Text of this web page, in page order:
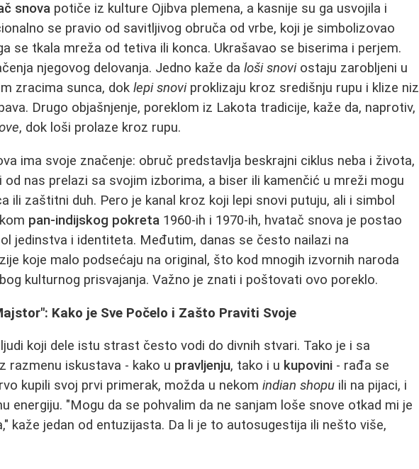
snova potiče iz kulture Ojibva plemena, a kasnije su ga usvojila i
se pravio od savitljivog obruča od vrbe, koji je simbolizovao
se tkala mreža od tetiva ili konca. Ukrašavao se biserima i perjem.
njegovog delovanja. Jedno kaže daloši snoviostaju zarobljeni u
zracima sunca, doklepi snoviproklizaju kroz središnju rupu i klize niz
Drugo objašnjenje, poreklom iz Lakota tradicije, kaže da, naprotiv,
, dok loši prolaze kroz rupu.
ima svoje značenje: obruč predstavlja beskrajni ciklus neba i života,
od nas prelazi sa svojim izborima, a biser ili kamenčić u mreži mogu
ili zaštitni duh. Pero je kanal kroz koji lepi snovi putuju, ali i simbol
pan-indijskog pokreta 1960-ih i 1970-ih, hvatač snova je postao
jedinstva i identiteta. Međutim, danas se često nailazi na
koje malo podsećaju na original, što kod mnogih izvornih naroda
kulturnog prisvajanja. Važno je znati i poštovati ovo poreklo.
Kako je Sve Počelo i Zašto Praviti Svoje
koji dele istu strast često vodi do divnih stvari. Tako je i sa
razmenu iskustava - kako u pravljenju, tako i u kupovini - rađa se
kupili svoj prvi primerak, možda u nekomindian shopu ili na pijaci, i
energiju. "Mogu da se pohvalim da ne sanjam loše snove otkad mi je
kaže jedan od entuzijasta. Da li je to autosugestija ili nešto više,